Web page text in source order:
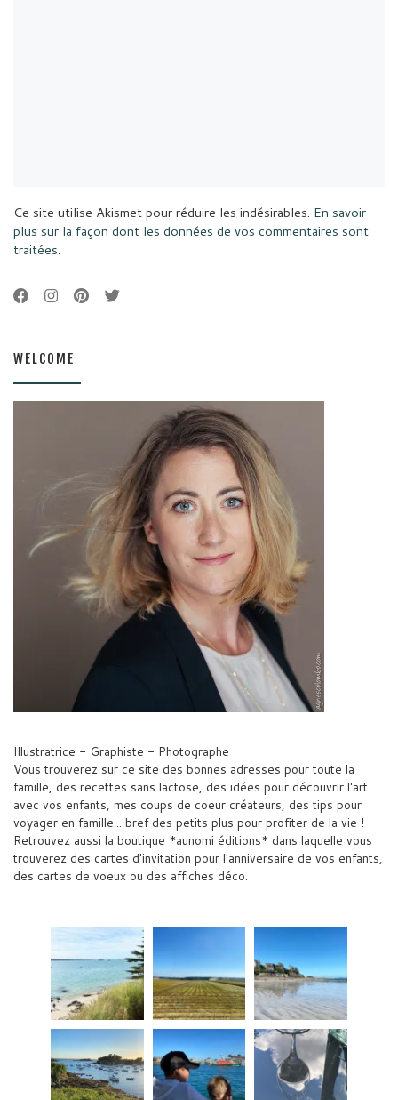
Ce site utilise Akismet pour réduire les indésirables. En savoir
plus sur la façon dont les données de vos commentaires sont
traitées.
WELCOME
Illustratrice - Graphiste - Photographe
Vous trouverez sur ce site des bonnes adresses pour toute la
famille, des recettes sans lactose, des idées pour découvrir l'art
avec vos enfants, mes coups de coeur créateurs, des tips pour
voyager en famille... bref des petits plus pour profiter de la vie !
Retrouvez aussi la boutique *aunomi éditions* dans laquelle vous
trouverez des cartes d'invitation pour l'anniversaire de vos enfants,
des cartes de voeux ou des affiches déco.